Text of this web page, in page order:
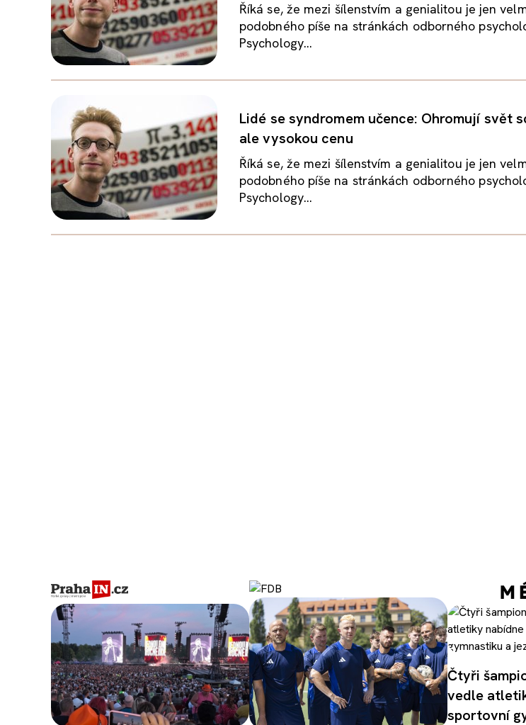
Říká se, že mezi šílenstvím a genialitou je jen
podobného píše na stránkách odborného
Psychology...
Lidé se syndromem učence: Ohromují svět
ale vysokou cenu
Říká se, že mezi šílenstvím a genialitou je jen
podobného píše na stránkách odborného
Psychology...
Čtyři
vedle
sportovní